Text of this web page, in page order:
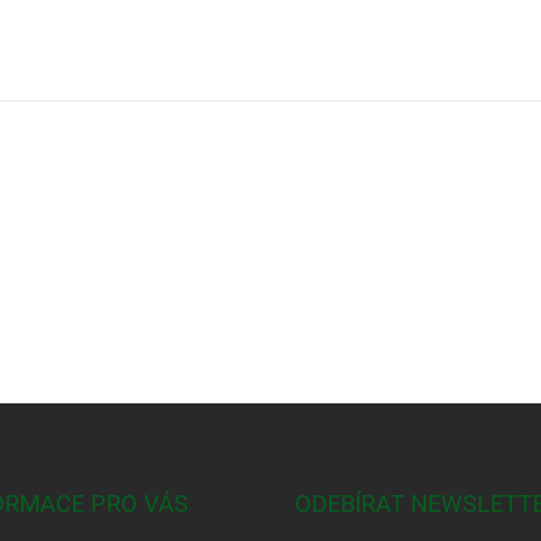
PRO VÁS ODEBÍRAT